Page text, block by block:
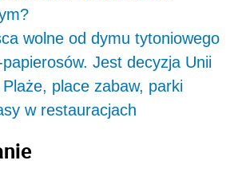
wolne od dymu tytoniowego
Jest decyzja Unii
place zabaw, parki
w restauracjach